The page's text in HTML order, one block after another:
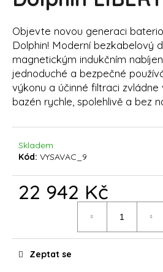
5
hvězdiček.
Objevte novou generaci
Dolphin! Moderní bezkabelový
magnetickým indukčním
jednoduché a bezpečné
výkonu a účinné filtraci
bazén rychle, spolehlivě a bez
Skladem
Kód: VYSAVAC_9
22 942 Kč
Zeptat se
j
í
t
?
D
o